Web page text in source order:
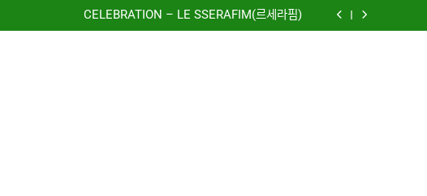
(Girls’ Generation)
CELEBRATION – LE SSERAFIM(르세라핌)
Start Guide using OpenRouter Free Models & Telegram
시만난세계)(Into The New World) – 少女時代(소녀시대)
Start Guide using OpenRouter Free Models & Telegram